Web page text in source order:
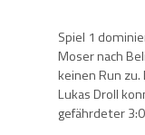
Spiel 1
Moser nach
keinen Run zu.
Lukas Droll
gefährdeter